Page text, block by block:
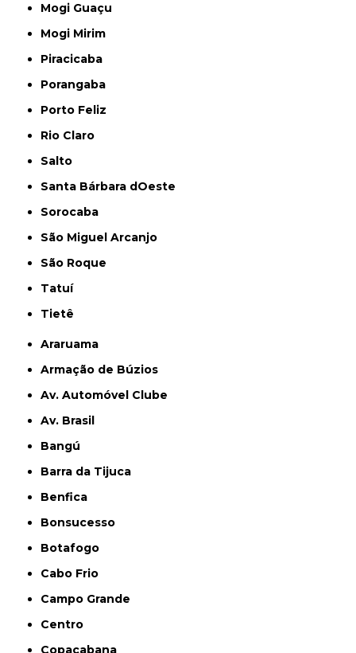
Mogi Guaçu
Mogi Mirim
Piracicaba
Porangaba
Porto Feliz
Rio Claro
Salto
Santa Bárbara dOeste
Sorocaba
São Miguel Arcanjo
São Roque
Tatuí
Tietê
Araruama
Armação de Búzios
Av. Automóvel Clube
Av. Brasil
Bangú
Barra da Tijuca
Benfica
Bonsucesso
Botafogo
Cabo Frio
Campo Grande
Centro
Copacabana